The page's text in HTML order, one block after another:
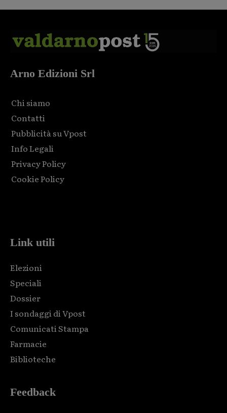
Arno Edizioni Srl
Chi siamo
Contatti
Pubblicità su Vpost
Info Legali
Privacy Policy
Cookie Policy
Link utili
Elezioni
Speciali
Dossier
I sondaggi di Vpost
Comunicati Stampa
Farmacie
Biblioteche
Feedback